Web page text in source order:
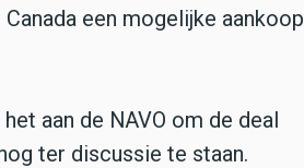
een mogelijke aankoop
aan de NAVO om de deal
ter discussie te staan.